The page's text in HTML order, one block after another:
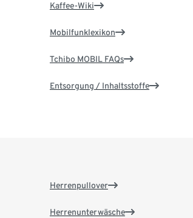
Kaffee-Wiki
Mobilfunklexikon
Tchibo MOBIL FAQs
Entsorgung / Inhaltsstoffe
Herrenpullover
Herrenunterwäsche